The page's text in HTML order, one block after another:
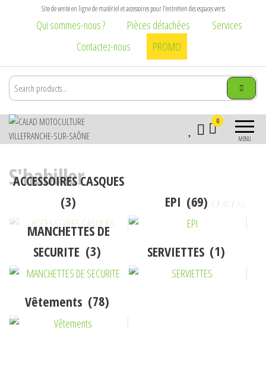
Site de vente en ligne de matériel et accessoires pour l’entretien des espaces verts
Qui sommes-nous ? Pièces détachées
Services
Contactez-nous
PROMO
Motoculture
sur-Saône
l\'entretien des
tronçonneuse,
brouette, taille
MENU
0
S'habiller
VIEW: 24 / 48 / ALL
ACCESSOIRES CASQUES
(3)
EPI (69)
MANCHETTES DE
SECURITE (3) SERVIETTES (1)
Vêtements (78)